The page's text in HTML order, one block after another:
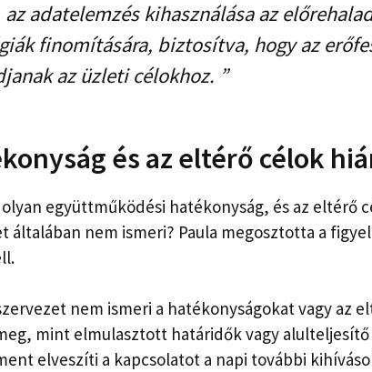
az adatelemzés kihasználása az
finomítására, biztosítva, hogy az
az üzleti célokhoz. ”
és az eltérő célok
olyan együttműködési hatékonyság, és az eltérő
általában nem ismeri? Paula megosztotta a
nem ismeri a hatékonyságokat vagy az
mint elmulasztott határidők vagy
elveszíti a kapcsolatot a napi további